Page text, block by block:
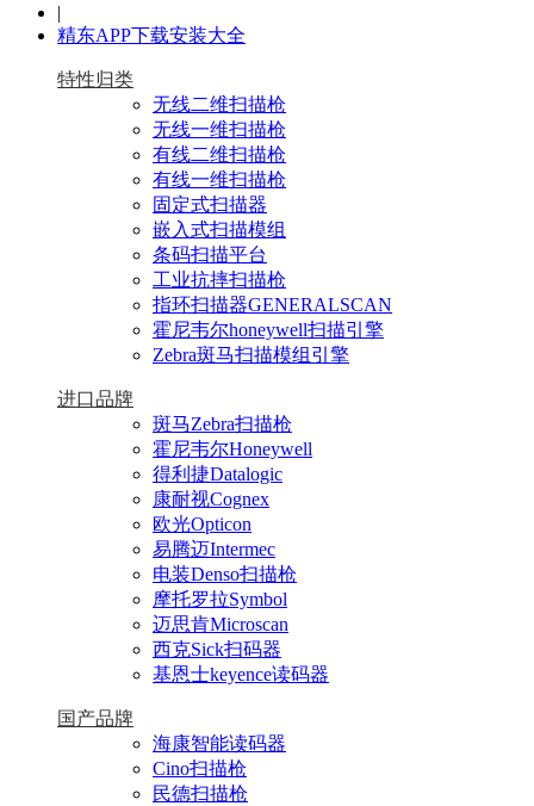
|
精东APP下载安装大全
特性归类
无线二维扫描枪
无线一维扫描枪
有线二维扫描枪
有线一维扫描枪
固定式扫描器
嵌入式扫描模组
条码扫描平台
工业抗摔扫描枪
指环扫描器GENERALSCAN
霍尼韦尔honeywell扫描引擎
Zebra斑马扫描模组引擎
进口品牌
斑马Zebra扫描枪
霍尼韦尔Honeywell
得利捷Datalogic
康耐视Cognex
欧光Opticon
易腾迈Intermec
电装Denso扫描枪
摩托罗拉Symbol
迈思肯Microscan
西克Sick扫码器
基恩士keyence读码器
国产品牌
海康智能读码器
Cino扫描枪
民德扫描枪